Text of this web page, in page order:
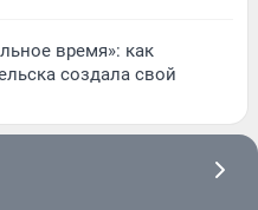
время»: как
создала свой